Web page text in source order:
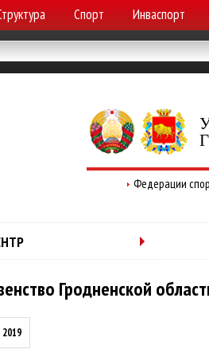
Спорт Инваспорт
Федерации
Гродненской